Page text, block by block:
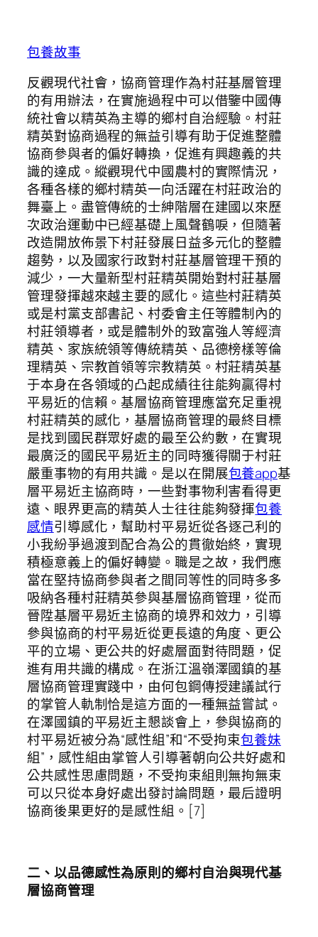
包養故事
反觀現代社會，協商管理作為村莊基層管理
的有用辦法，在實施過程中可以借鑒中國傳
統社會以精英為主導的鄉村自治經驗。村莊
精英對協商過程的無益引導有助于促進整體
協商參與者的偏好轉換，促進有興趣義的共
識的達成。縱觀現代中國農村的實際情況，
各種各樣的鄉村精英一向活躍在村莊政治的
舞臺上。盡管傳統的士紳階層在建國以來歷
次政治運動中已經基礎上風聲鶴唳，但隨著
改造開放佈景下村莊發展日益多元化的整體
趨勢，以及國家行政對村莊基層管理干預的
減少，一大量新型村莊精英開始對村莊基層
管理發揮越來越主要的感化。這些村莊精英
或是村黨支部書記、村委會主任等體制內的
村莊領導者，或是體制外的致富強人等經濟
精英、家族統領等傳統精英、品德榜樣等倫
理精英、宗教首領等宗教精英。村莊精英基
于本身在各領域的凸起成績往往能夠贏得村
平易近的信賴。基層協商管理應當充足重視
村莊精英的感化，基層協商管理的最終目標
是找到國民群眾好處的最至公約數，在實現
最廣泛的國民平易近主的同時獲得關于村莊
嚴重事物的有用共識。是以在開展包養app基
層平易近主協商時，一些對事物利害看得更
遠、眼界更高的精英人士往往能夠發揮包養
感情引導感化，幫助村平易近從各逐己利的
小我紛爭過渡到配合為公的貫徹始終，實現
積極意義上的偏好轉變。職是之故，我們應
當在堅持協商參與者之間同等性的同時多多
吸納各種村莊精英參與基層協商管理，從而
晉陞基層平易近主協商的境界和效力，引導
參與協商的村平易近從更長遠的角度、更公
平的立場、更公共的好處層面對待問題，促
進有用共識的構成。在浙江溫嶺澤國鎮的基
層協商管理實踐中，由何包鋼傳授建議試行
的掌管人軌制恰是這方面的一種無益嘗試。
在澤國鎮的平易近主懇談會上，參與協商的
村平易近被分為“感性組”和“不受拘束包養妹
組”，感性組由掌管人引導著朝向公共好處和
公共感性思慮問題，不受拘束組則無拘無束
可以只從本身好處出發討論問題，最后證明
協商後果更好的是感性組。[7]
二、 以品德感性為原則的鄉村自治與現代基
層協商管理